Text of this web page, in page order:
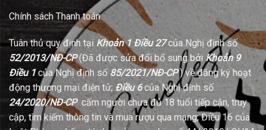
Chính sách Thanh toán
Tuân thủ quy định tại Khoản 1 Điều 27của Nghị định số
52/2013/NĐ-CP(Đã được sửa đổi bổ sung bởi Khoản 9
Điều 1của Nghị định số 85/2021/NĐ-CP) về đăng ký hoạt
động thương mại điện tử; Điều 6của Nghị định số
24/2020/NĐ-CPcấm người chưa đủ 18 tuổi tiếp cận, truy
cập, tìm kiếm thông tin và mua rượu qua mạng; Điều 16 của